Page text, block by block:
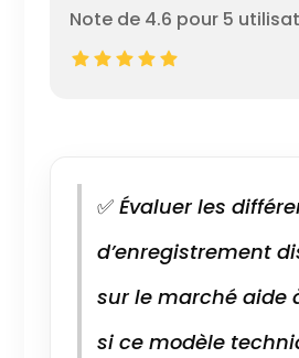
Note de 4.6 pour 5
✅Évaluer les
d’enregistrement
sur le marché aide
si ce modèle